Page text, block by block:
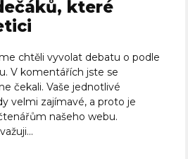
které
chtěli vyvolat debatu o podle
V komentářích jste se
čekali. Vaše jednotlivé
velmi zajímavé, a proto je
našeho webu.